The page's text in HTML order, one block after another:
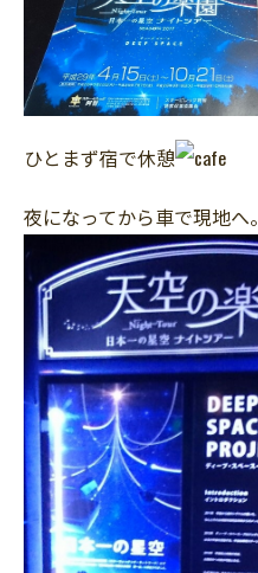
ひとまず宿で休憩
夜になってから車で現地へ。